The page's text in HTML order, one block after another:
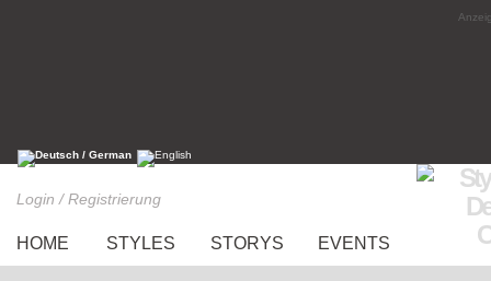
Login / Registrierung
HOME STYLES STORYS EVENTS